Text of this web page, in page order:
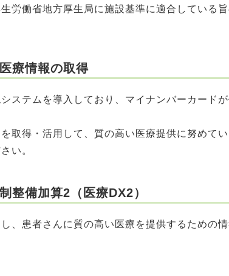
労働省地方厚生局に施設基準に適合している
療情報の取得
ステムを導入しており、マイナンバーカード
取得・活用して、質の高い医療提供に努めてい
い。
整備加算2（医療DX2）
、患者さんに質の高い医療を提供するための